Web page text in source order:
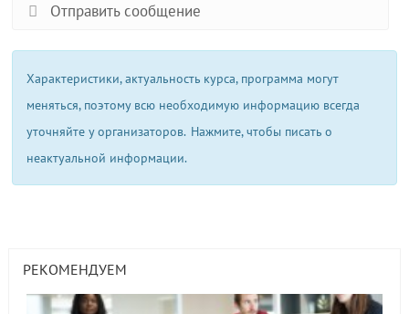
Отправить сообщение
Характеристики, актуальность курса, программа могут
меняться, поэтому всю необходимую информацию всегда
уточняйте у организаторов. Нажмите, чтобы писать о
неактуальной информации.
РЕКОМЕНДУЕМ